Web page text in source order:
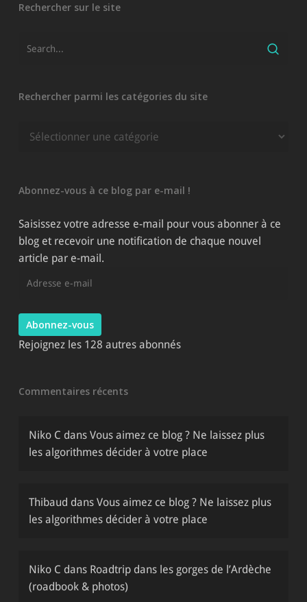
Rechercher sur le site
Rechercher parmi les catégories du site
Rechercher
du
Abonnez-vous à ce blog par e-mail !
Saisissez votre adresse e-mail pour vous abonner à ce
blog et recevoir une notification de chaque nouvel
article par e-mail.
Abonnez-vous
Rejoignez les 128 autres abonnés
Commentaires récents
Niko C dans Vous aimez ce blog ? Ne laissez plus
les algorithmes décider à votre place
Thibaud dans Vous aimez ce blog ? Ne laissez plus
les algorithmes décider à votre place
Niko C dans Roadtrip dans les gorges de l’Ardèche
(roadbook & photos)